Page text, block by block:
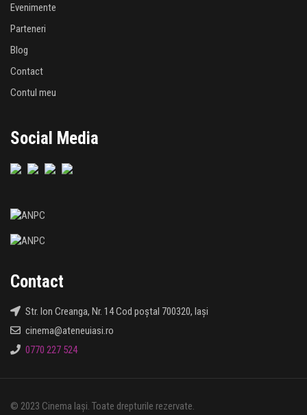
Evenimente
Parteneri
Blog
Contact
Contul meu
Social Media
Contact
Str. Ion Creanga, Nr. 14 Cod poștal 700320, Iași
cinema@ateneuiasi.ro
0770 227 524
© 2023 Cinema Iași. Toate drepturile rezervate.